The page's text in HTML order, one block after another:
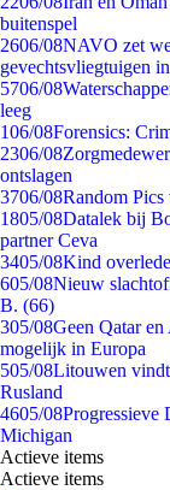
buitenspel
2606/08NAVO zet
gevechtsvliegtuigen in
5706/08
leeg
106/08Forensics:
2306/08
ontslagen
3706/08Random
1805/08Datalek bij
partner Ceva
3405/08Kind
605/08Nieuw
B. (66)
305/08Geen Qatar
mogelijk in Europa
505/08Litouwen
Rusland
4605/08Progressieve
Michigan
Actieve items
Actieve items